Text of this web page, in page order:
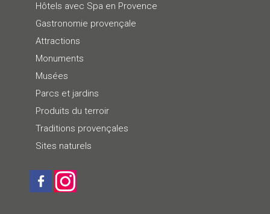
Hôtels avec Spa en Provence
Gastronomie provençale
Attractions
Monuments
Musées
Parcs et jardins
Produits du terroir
Traditions provençales
Sites naturels